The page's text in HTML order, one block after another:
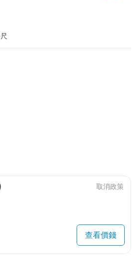
取消政策
查看價錢